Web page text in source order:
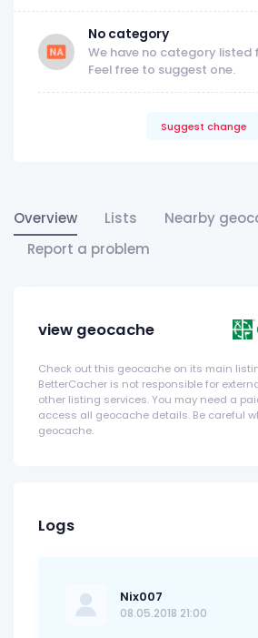
No category
We have no category listed
Feel free to suggest one.
Suggest change
Overview Lists
Nearby
Report a problem
view geocache
Check out this geocache on its main
BetterCacher is not responsible for
other listing services. You may need a
access all geocache details. Be careful
geocache.
Logs
Nix007
08.05.2018 21:00